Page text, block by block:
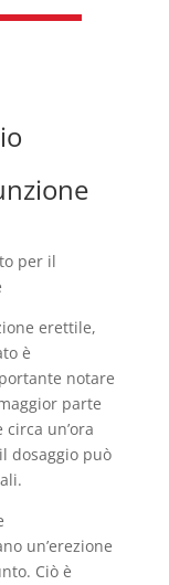
per il
erettile,
è
notare
parte
un’ora
dosaggio può
un’erezione
Ciò è